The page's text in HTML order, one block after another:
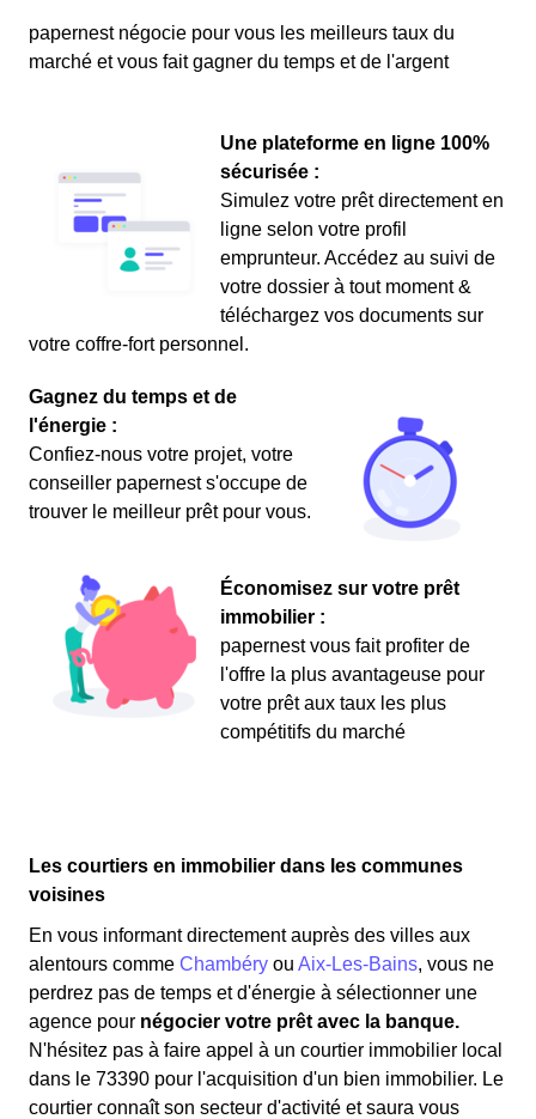
papernest négocie pour vous les meilleurs taux du
marché et vous fait gagner du temps et de l'argent
Une plateforme en ligne 100%
sécurisée :
Simulez votre prêt directement en
ligne selon votre profil
emprunteur. Accédez au suivi de
votre dossier à tout moment &
téléchargez vos documents sur
votre coffre-fort personnel.
Gagnez du temps et de
l'énergie :
Confiez-nous votre projet, votre
conseiller papernest s'occupe de
trouver le meilleur prêt pour vous.
Économisez sur votre prêt
immobilier :
papernest vous fait profiter de
l'offre la plus avantageuse pour
votre prêt aux taux les plus
compétitifs du marché
Les courtiers en immobilier dans les communes
voisines
En vous informant directement auprès des villes aux
alentours comme Chambéry ou Aix-Les-Bains, vous ne
perdrez pas de temps et d'énergie à sélectionner une
agence pour négocier votre prêt avec la banque.
N'hésitez pas à faire appel à un courtier immobilier local
dans le 73390 pour l'acquisition d'un bien immobilier. Le
courtier connaît son secteur d'activité et saura vous